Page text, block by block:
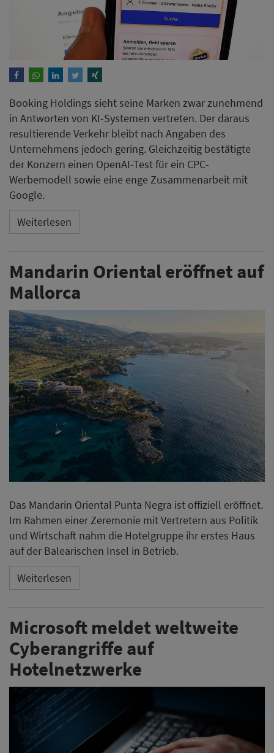
Booking Holdings sieht seine Marken zwar zunehmend
in Antworten von KI-Systemen vertreten. Der daraus
resultierende Verkehr bleibt nach Angaben des
Unternehmens jedoch gering. Gleichzeitig bestätigte
der Konzern einen OpenAI-Test für ein CPC-
Werbemodell sowie eine enge Zusammenarbeit mit
Google.
Weiterlesen
Mandarin Oriental eröffnet auf
Mallorca
Das Mandarin Oriental Punta Negra ist offiziell eröffnet.
Im Rahmen einer Zeremonie mit Vertretern aus Politik
und Wirtschaft nahm die Hotelgruppe ihr erstes Haus
auf der Balearischen Insel in Betrieb.
Weiterlesen
Microsoft meldet weltweite
Cyberangriffe auf
Hotelnetzwerke